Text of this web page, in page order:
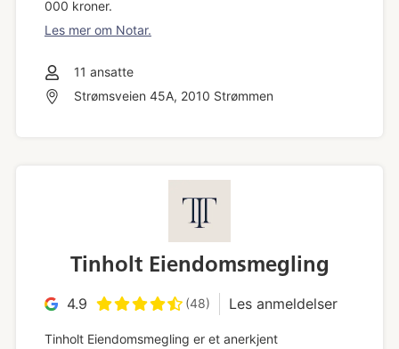
000 kroner.
Les mer om Notar.
11 ansatte
Strømsveien 45A, 2010 Strømmen
Tinholt Eiendomsmegling
4.9 (48) Les anmeldelser
Tinholt Eiendomsmegling er et anerkjent